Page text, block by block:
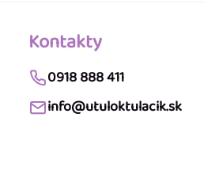
Kontakty
0918 888 411
info@utuloktulacik.sk